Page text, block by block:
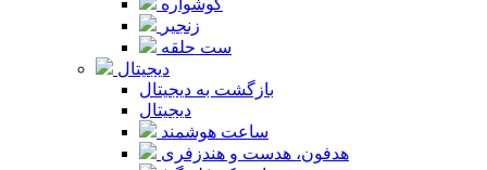
زنجیر
ست حلقه
دیجیتال
بازگشت به دیجیتال
دیجیتال
ساعت هوشمند
هدفون، هدست و هندزفری